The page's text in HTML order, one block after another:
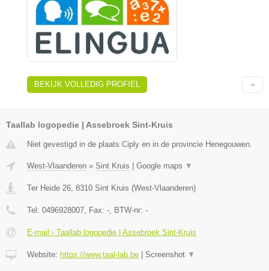
BEKIJK VOLLEDIG PROFIEL
Taallab logopedie | Assebroek Sint-Kruis
Niet gevestigd in de plaats Ciply en in de provincie Henegouwen.
West-Vlaanderen » Sint Kruis Google maps ▼
Ter Heide 26, 8310 Sint Kruis (West-Vlaanderen)
Tel: 0496928007, Fax: -, BTW-nr: -
E-mail › Taallab logopedie | Assebroek Sint-Kruis
Website: https://www.taal-lab.be Screenshot ▼